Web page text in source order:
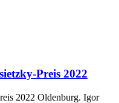
Preis 2022
2022 Oldenburg. Igor